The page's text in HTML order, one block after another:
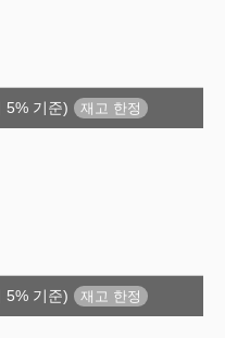
5% 기준)
5% 기준)